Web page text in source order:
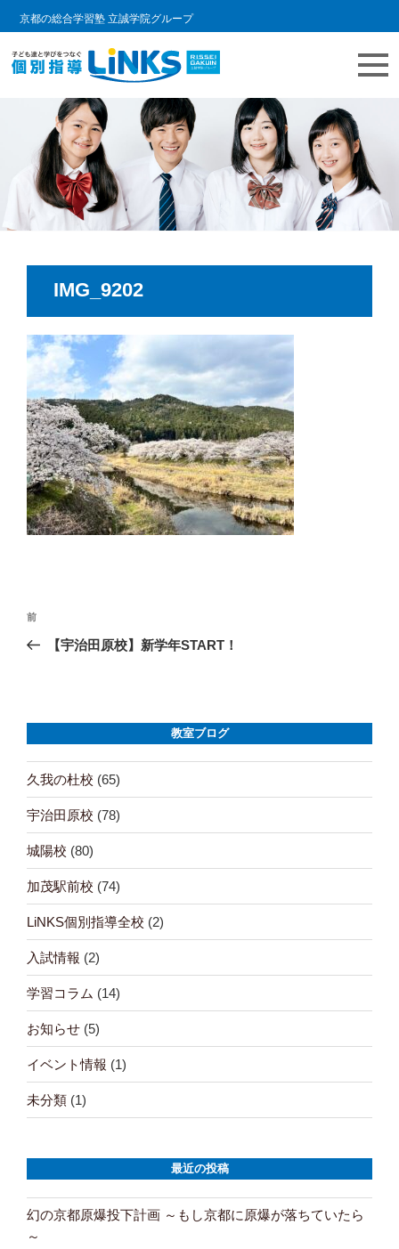
京都の総合学習塾 立誠学院グループ
ス
教室情報ブログ | LINKS個別指導
個別指導塾 リンクスの日常をご紹介します。
IMG_9202
投
稿
ゲ
ー
シ
ョ
ン
前
の
前
【宇治田原校】新学年START！
教室ブログ
久我の杜校 (65)
宇治田原校 (78)
城陽校 (80)
加茂駅前校 (74)
LiNKS個別指導全校 (2)
入試情報 (2)
学習コラム (14)
お知らせ (5)
イベント情報 (1)
未分類 (1)
最近の投稿
幻の京都原爆投下計画 ～もし京都に原爆が落ちていたら
～